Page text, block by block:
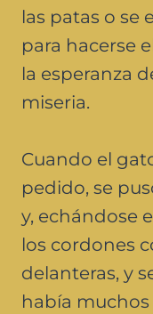
las patas o se
para hacerse
la esperanza
miseria.
Cuando el
pedido, se
y, echándose
los cordones
delanteras, y
había muchos